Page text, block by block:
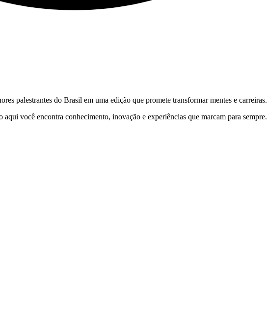
palestrantes do Brasil em uma edição que promete transformar mentes e carreiras.
você encontra conhecimento, inovação e experiências que marcam para sempre.